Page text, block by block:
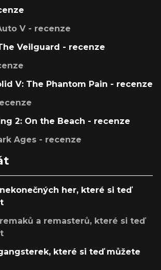
V - recenze
Veilguard - recenze
V: The Phantom Pain - recenze
2: On the Beach - recenze
Ages - recenze
her, které si teď
a remasterů, které si teď
které si teď můžete